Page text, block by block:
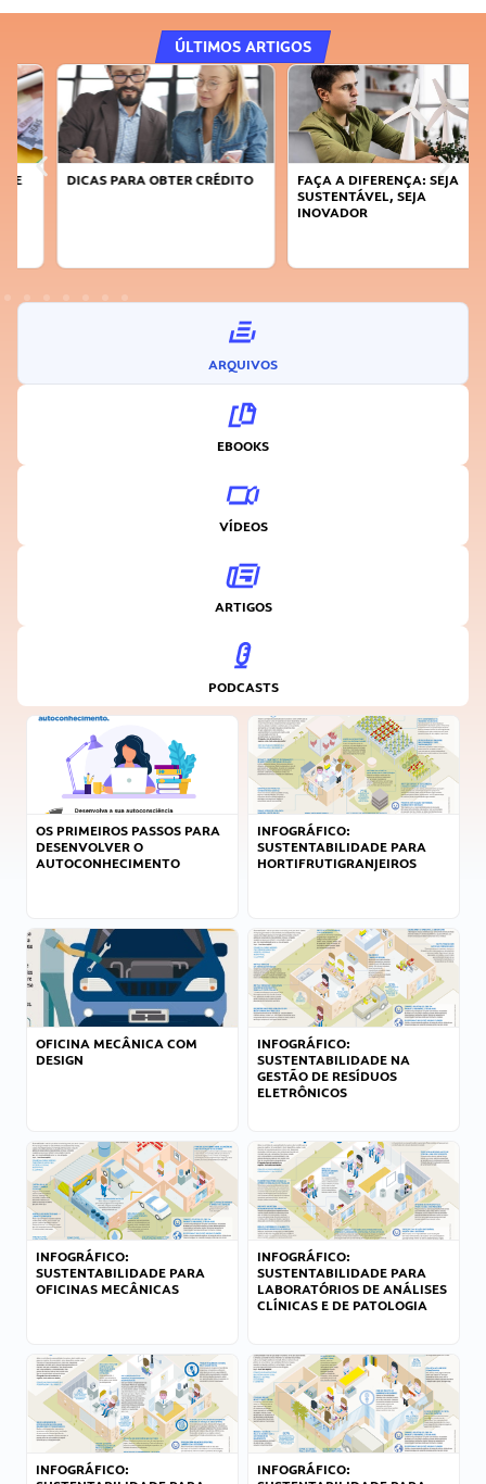
ÚLTIMOS ARTIGOS
DICAS PARA OBTER CRÉDITO
FAÇA A DIFERENÇA: SEJA
SUSTENTÁVEL, SEJA
INOVADOR
ARQUIVOS
EBOOKS
VÍDEOS
ARTIGOS
PODCASTS
OS PRIMEIROS PASSOS PARA
DESENVOLVER O
AUTOCONHECIMENTO
INFOGRÁFICO:
SUSTENTABILIDADE PARA
HORTIFRUTIGRANJEIROS
OFICINA MECÂNICA COM
DESIGN
INFOGRÁFICO:
SUSTENTABILIDADE NA
GESTÃO DE RESÍDUOS
ELETRÔNICOS
INFOGRÁFICO:
SUSTENTABILIDADE PARA
OFICINAS MECÂNICAS
INFOGRÁFICO:
SUSTENTABILIDADE PARA
LABORATÓRIOS DE ANÁLISES
CLÍNICAS E DE PATOLOGIA
INFOGRÁFICO:
INFOGRÁFICO: